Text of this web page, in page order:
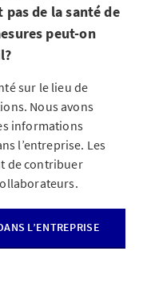
de la santé de
peut-on
sur le lieu de
Nous avons
informations
l’entreprise. Les
de contribuer
L’ENTREPRISE